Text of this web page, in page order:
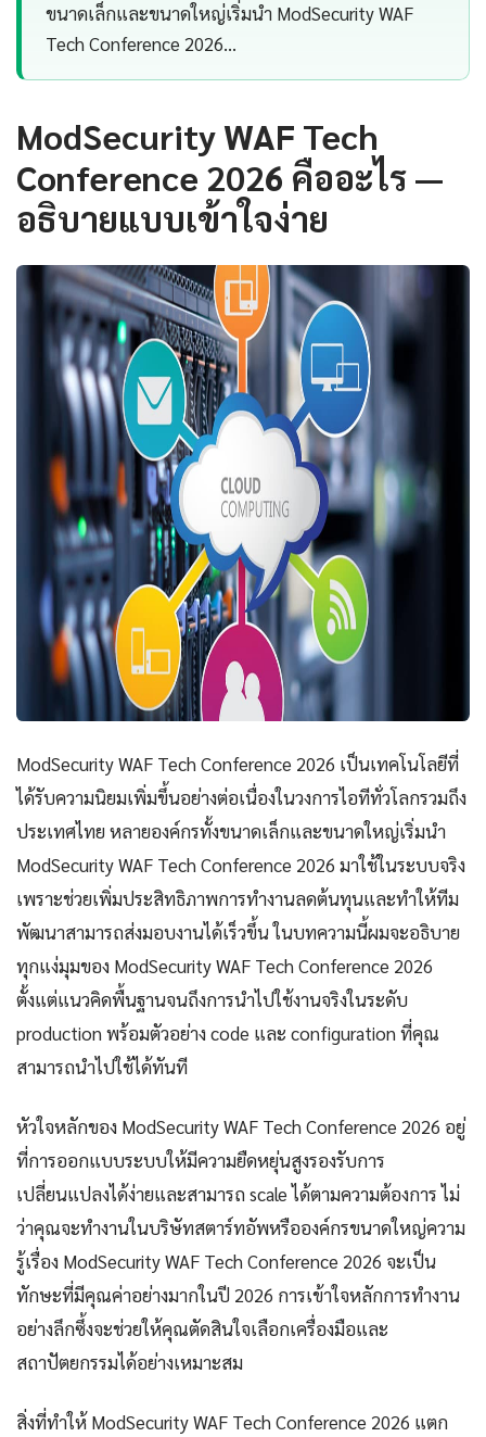
ขนาดเล็กและขนาดใหญ่เริ่มนำ ModSecurity WAF
Tech Conference 2026…
ModSecurity WAF Tech
Conference 2026 คืออะไร —
อธิบายแบบเข้าใจง่าย
ModSecurity WAF Tech Conference 2026 เป็นเทคโนโลยีที่
ได้รับความนิยมเพิ่มขึ้นอย่างต่อเนื่องในวงการไอทีทั่วโลกรวมถึง
ประเทศไทย หลายองค์กรทั้งขนาดเล็กและขนาดใหญ่เริ่มนำ
ModSecurity WAF Tech Conference 2026 มาใช้ในระบบจริง
เพราะช่วยเพิ่มประสิทธิภาพการทำงานลดต้นทุนและทำให้ทีม
พัฒนาสามารถส่งมอบงานได้เร็วขึ้น ในบทความนี้ผมจะอธิบาย
ทุกแง่มุมของ ModSecurity WAF Tech Conference 2026
ตั้งแต่แนวคิดพื้นฐานจนถึงการนำไปใช้งานจริงในระดับ
production พร้อมตัวอย่าง code และ configuration ที่คุณ
สามารถนำไปใช้ได้ทันที
หัวใจหลักของ ModSecurity WAF Tech Conference 2026 อยู่
ที่การออกแบบระบบให้มีความยืดหยุ่นสูงรองรับการ
เปลี่ยนแปลงได้ง่ายและสามารถ scale ได้ตามความต้องการ ไม่
ว่าคุณจะทำงานในบริษัทสตาร์ทอัพหรือองค์กรขนาดใหญ่ความ
รู้เรื่อง ModSecurity WAF Tech Conference 2026 จะเป็น
ทักษะที่มีคุณค่าอย่างมากในปี 2026 การเข้าใจหลักการทำงาน
อย่างลึกซึ้งจะช่วยให้คุณตัดสินใจเลือกเครื่องมือและ
สถาปัตยกรรมได้อย่างเหมาะสม
สิ่งที่ทำให้ ModSecurity WAF Tech Conference 2026 แตก